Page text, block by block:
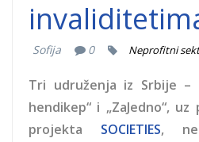
Sofija 0 Neprofitni
Tri udruženja iz Srbije –
hendikep“ i „ZaJedno“,
projekta SOCIETIES,